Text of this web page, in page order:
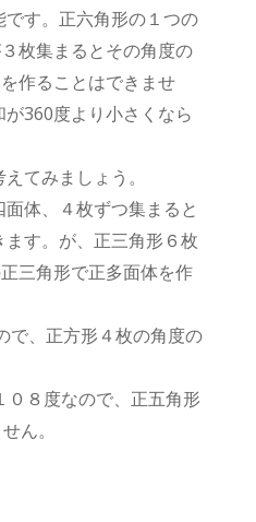
す。正六角形の１つの
枚集まるとその角度の
作ることはできませ
360度より小さくなら
てみましょう。
体、４枚ずつ集まると
す。が、正三角形６枚
三角形で正多面体を作
で、正方形４枚の角度の
０８度なので、正五角形
ん。